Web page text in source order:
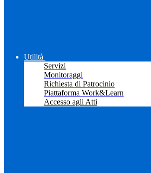
Utilità
Servizi
Monitoraggi
Richiesta di Patrocinio
Piattaforma Work&Learn
Accesso agli Atti